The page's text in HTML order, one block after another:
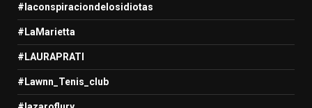
#laconspiraciondelosidiotas
#LaMarietta
#LAURAPRATI
#Lawnn_Tenis_club